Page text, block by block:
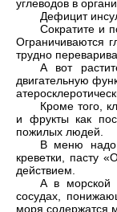
углеводов в
Дефицит
Сократите и
Ограничиваются
трудно
А вот
двигательную
Кроме того,
и фрукты как
пожилых людей.
В меню надо
креветки, пасту
действием.
А в морской
сосудах,
моря содержатся